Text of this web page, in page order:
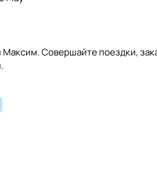
Совершайте поездки,